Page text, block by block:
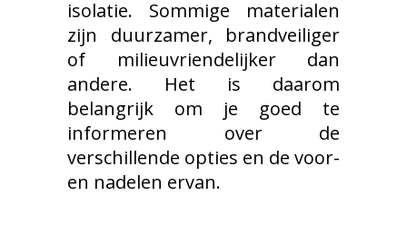
isolatie. Sommige materialen
zijn duurzamer, brandveiliger
of milieuvriendelijker dan
andere. Het is daarom
belangrijk om je goed te
informeren over de
verschillende opties en de voor-
en nadelen ervan.